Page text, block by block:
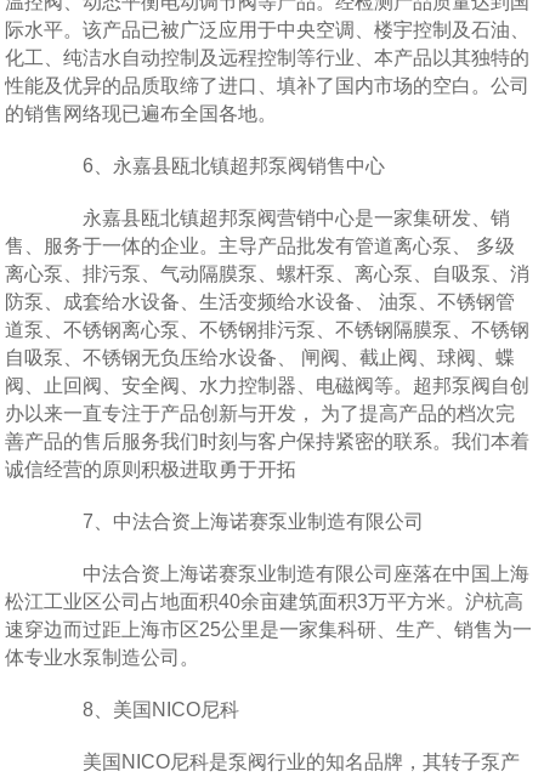
际水平。该产品已被广泛应用于中央空调、楼宇控制及石油、
化工、纯洁水自动控制及远程控制等行业、本产品以其独特的
性能及优异的品质取缔了进口、填补了国内市场的空白。公司
的销售网络现已遍布全国各地。
6、永嘉县瓯北镇超邦泵阀销售中心
永嘉县瓯北镇超邦泵阀营销中心是一家集研发、销
售、服务于一体的企业。主导产品批发有管道离心泵、 多级
离心泵、排污泵、气动隔膜泵、螺杆泵、离心泵、自吸泵、消
防泵、成套给水设备、生活变频给水设备、 油泵、不锈钢管
道泵、不锈钢离心泵、不锈钢排污泵、不锈钢隔膜泵、不锈钢
自吸泵、不锈钢无负压给水设备、 闸阀、截止阀、球阀、蝶
阀、止回阀、安全阀、水力控制器、电磁阀等。超邦泵阀自创
办以来一直专注于产品创新与开发， 为了提高产品的档次完
善产品的售后服务我们时刻与客户保持紧密的联系。我们本着
诚信经营的原则积极进取勇于开拓
7、中法合资上海诺赛泵业制造有限公司
中法合资上海诺赛泵业制造有限公司座落在中国上海
松江工业区公司占地面积40余亩建筑面积3万平方米。沪杭高
速穿边而过距上海市区25公里是一家集科研、生产、销售为一
体专业水泵制造公司。
8、美国NICO尼科
美国NICO尼科是泵阀行业的知名品牌，其转子泵产